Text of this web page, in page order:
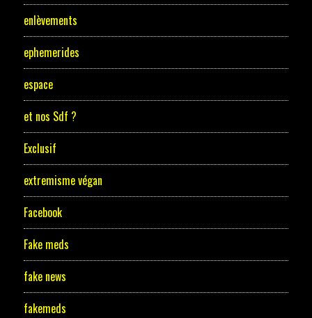
enlèvements
ephemerides
espace
et nos Sdf ?
Exclusif
extremisme végan
Facebook
Fake meds
fake news
fakemeds